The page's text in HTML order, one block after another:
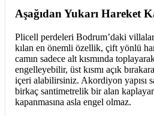
Aşağıdan Yukarı Hareket
Plicell perdeleri Bodrum’daki
kılan en önemli özellik, çift yönlü
camın sadece alt kısmında
engelleyebilir, üst kısmı açık
içeri alabilirsiniz. Akordiyon yapısı
birkaç santimetrelik bir alan
kapanmasına asla engel olmaz.